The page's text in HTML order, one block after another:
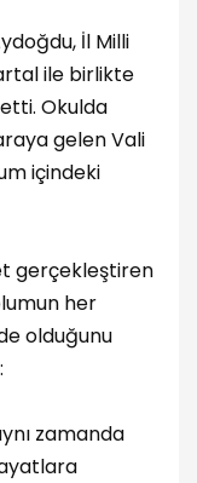
İl Milli
ile birlikte
Okulda
gelen Vali
içindeki
gerçekleştiren
her
olduğunu
zamanda